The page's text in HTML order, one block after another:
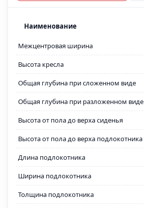
Наименование
Межцентровая ширина
Высота кресла
Общая глубина при сложенном виде
Общая глубина при разложенном виде
Высота от пола до верха сиденья
Высота от пола до верха подлокотника
Длина подлокотника
Ширина подлокотника
Толщина подлокотника